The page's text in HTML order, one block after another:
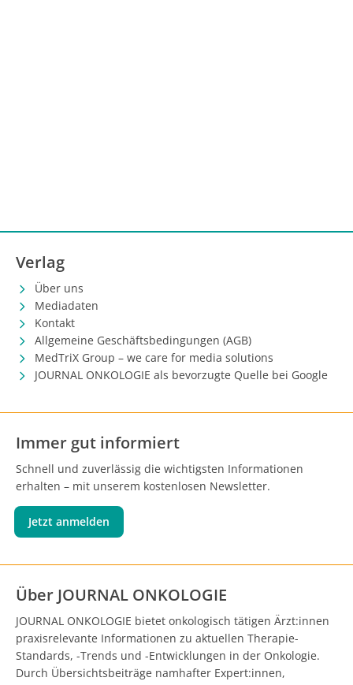
Verlag
Über uns
Mediadaten
Kontakt
Allgemeine Geschäftsbedingungen (AGB)
MedTriX Group – we care for media solutions
JOURNAL ONKOLOGIE als bevorzugte Quelle bei Google
Immer gut informiert
Schnell und zuverlässig die wichtigsten Informationen
erhalten – mit unserem kostenlosen Newsletter.
Jetzt anmelden
Über JOURNAL ONKOLOGIE
JOURNAL ONKOLOGIE bietet onkologisch tätigen Ärzt:innen
praxisrelevante Informationen zu aktuellen Therapie-
Standards, -Trends und -Entwicklungen in der Onkologie.
Durch Übersichtsbeiträge namhafter Expert:innen,